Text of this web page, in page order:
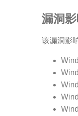
漏洞
该漏洞影